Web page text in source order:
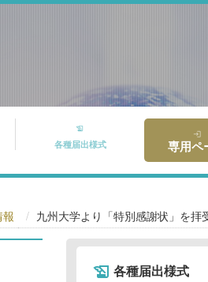
history_edu
各種届出様式
login
専用ペ
報 九州大学より「特別感謝状」を拝
history_edu 各種届出様式